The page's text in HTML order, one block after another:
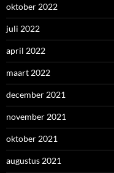
oktober 2022
juli 2022
april 2022
maart 2022
december 2021
november 2021
oktober 2021
augustus 2021